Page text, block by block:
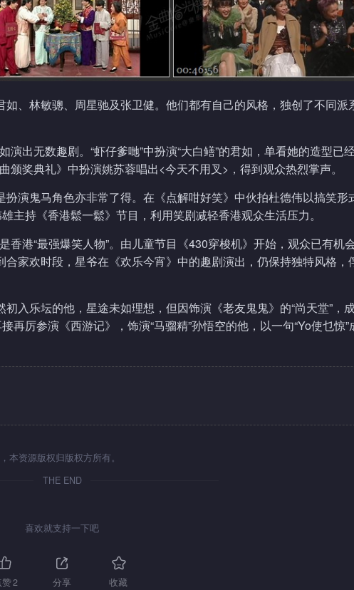
如、林敏骢、周星驰及张卫健。他们都有自己的风格，独创了不同派
出无数趣剧。“虾仔爹哋”中扮演“大白鳝”的君如，单看她的造型已
奖典礼》中扮演姚苏蓉唱出<今天不用叉>，得到观众热烈掌声。
扮演鬼马角色亦非常了得。在《点解咁好笑》中伙拍杜德伟以搞笑形
主持《香港鬆一鬆》节目，利用笑剧减轻香港观众生活压力。
港“最强爆笑人物”。由儿童节目《430穿梭机》开始，观众已有机
合家欢时段，星爷在《欢乐今宵》中的趣剧演出，仍保持独特风格，
入乐坛的他，星途未如理想，但因饰演《老友鬼鬼》的“尚天堂”，
厉参演《西游记》，饰演“马骝精”孙悟空的他，以一句“Yo使乜惊”
本资源版权归版权方所有。
THE END
喜欢就支持一下吧
赞2 分享 收藏